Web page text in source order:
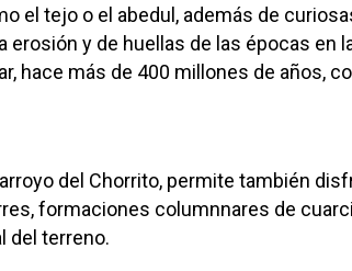
el tejo o el abedul, además de
y de huellas de las épocas en
hace más de 400 millones de años,
del Chorrito, permite también
formaciones columnnares de
del terreno.